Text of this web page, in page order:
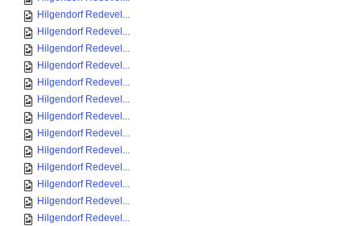
Hilgendorf Redevel...
Hilgendorf Redevel...
Hilgendorf Redevel...
Hilgendorf Redevel...
Hilgendorf Redevel...
Hilgendorf Redevel...
Hilgendorf Redevel...
Hilgendorf Redevel...
Hilgendorf Redevel...
Hilgendorf Redevel...
Hilgendorf Redevel...
Hilgendorf Redevel...
Hilgendorf Redevel...